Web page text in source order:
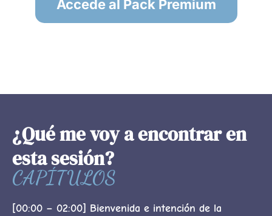
Accede al Pack Premium
¿Qué me voy a encontrar en
esta sesión?
CAPÍTULOS
[00:00 – 02:00] Bienvenida e intención de la